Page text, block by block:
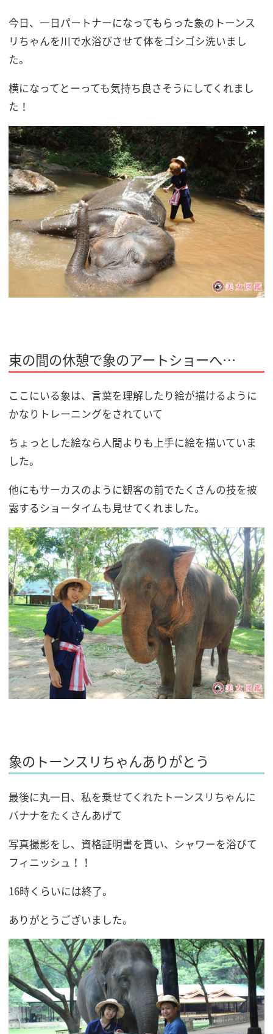
今日、一日パートナーになってもらった象のトーンス
リちゃんを川で水浴びさせて体をゴシゴシ洗いまし
た。
横になってとーっても気持ち良さそうにしてくれまし
た！
束の間の休憩で象のアートショーへ…
ここにいる象は、言葉を理解したり絵が描けるように
かなりトレーニングをされていて
ちょっとした絵なら人間よりも上手に絵を描いていま
した。
他にもサーカスのように観客の前でたくさんの技を披
露するショータイムも見せてくれました。
象のトーンスリちゃんありがとう
最後に丸一日、私を乗せてくれたトーンスリちゃんに
バナナをたくさんあげて
写真撮影をし、資格証明書を貰い、シャワーを浴びて
フィニッシュ！！
16時くらいには終了。
ありがとうございました。